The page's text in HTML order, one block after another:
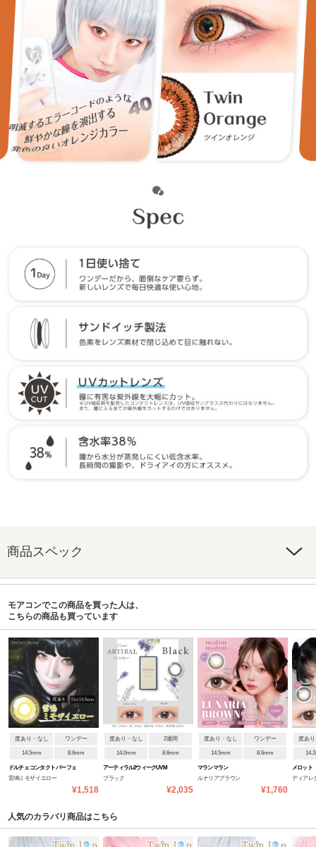
商品スペック
モアコンでこの商品を買った人は、
こちらの商品も買っています
度あり・なし ワンデー
14.5mm 8.6mm
ドルチェ コンタクト パーフェ
雷鳴ミモザイエロー
¥1,518
度あり・なし 2週間
14.0mm 8.6mm
アーティラル2ウィークUVM
ブラック
¥2,035
度あり・なし ワンデー
14.5mm 8.6mm
マランマラン
ルナリアブラウン
¥1,760
度あ
メロット
ディアレ
人気のカラバリ商品はこちら